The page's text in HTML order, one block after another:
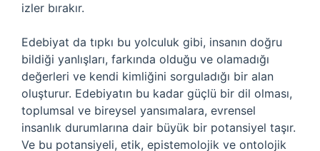
izler bırakır.
Edebiyat da tıpkı bu yolculuk gibi, insanın doğru
bildiği yanlışları, farkında olduğu ve olamadığı
değerleri ve kendi kimliğini sorguladığı bir alan
oluşturur. Edebiyatın bu kadar güçlü bir dil olması,
toplumsal ve bireysel yansımalara, evrensel
insanlık durumlarına dair büyük bir potansiyel taşır.
Ve bu potansiyeli, etik, epistemolojik ve ontolojik